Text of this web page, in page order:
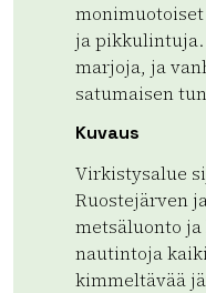
ja pikkulintuja.
marjoja, ja
satumaisen
Kuvaus
Virkistysalue
Ruostejärven
metsäluonto
nautintoja
kimmeltävää